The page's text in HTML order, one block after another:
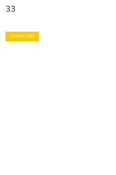
33
VÝPRODEJ